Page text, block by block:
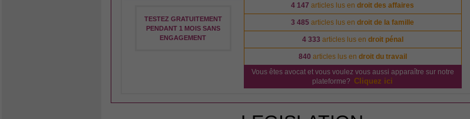
TESTEZ GRATUITEMENT
PENDANT 1 MOIS SANS
ENGAGEMENT
4 147 articles lus endroit des affaires
3 485 articles lus endroit de la famille
4 333 articles lus en droit pénal
840 articles lus en droit du travail
Vous êtes avocat et vous voulez vous aussi apparaître sur notre
plateforme? Cliquez ici